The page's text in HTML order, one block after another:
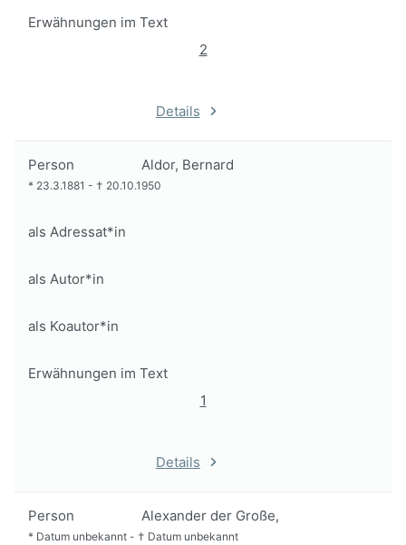
Erwähnungen im Text
2
Details
Person Aldor, Bernard
* 23.3.1881 - † 20.10.1950
als Adressat*in
als Autor*in
als Koautor*in
Erwähnungen im Text
1
Details
Person Alexander der Große,
* Datum unbekannt - † Datum unbekannt